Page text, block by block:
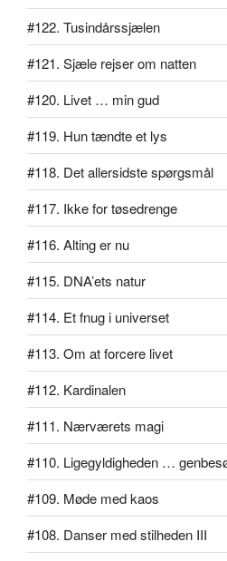
#122. Tusindårssjælen
#121. Sjæle rejser om natten
#120. Livet … min gud
#119. Hun tændte et lys
#118. Det allersidste spørgsmål
#117. Ikke for tøsedrenge
#116. Alting er nu
#115. DNA’ets natur
#114. Et fnug i universet
#113. Om at forcere livet
#112. Kardinalen
#111. Nærværets magi
#110. Ligegyldigheden …
#109. Møde med kaos
#108. Danser med stilheden III